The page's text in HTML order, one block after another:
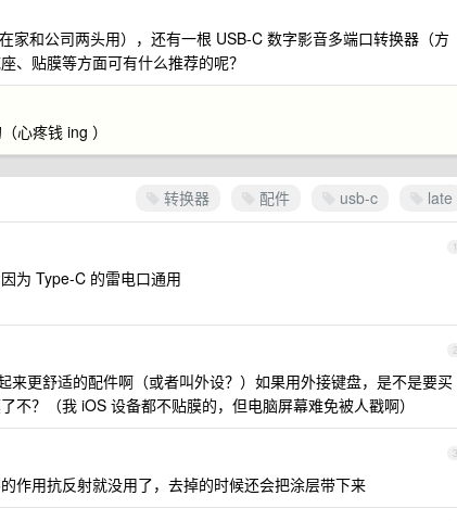
家和公司两头用），还有一根 USB-C 数字影音多端口转换器（方
、贴膜等方面可有什么推荐的呢？
心疼钱 ing ）
转换器 配件 usb-c late
1
为 Type-C 的雷电口通用
2
来更舒适的配件啊（或者叫外设？）如果用外接键盘，是不是要买
不？（我 iOS 设备都不贴膜的，但电脑屏幕难免被人戳啊）
3
作用抗反射就没用了，去掉的时候还会把涂层带下来